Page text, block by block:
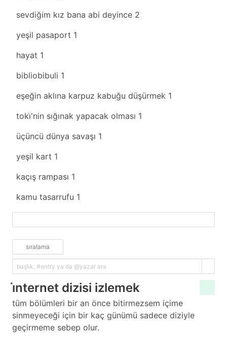
sevdiğim kız bana abi deyince 2
yeşil pasaport 1
hayat 1
bibliobibuli 1
eşeğin aklına karpuz kabuğu düşürmek 1
toki̇'nin sığınak yapacak olması 1
üçüncü dünya savaşı 1
yeşil kart 1
kaçış rampası 1
kamu tasarrufu 1
sıralama
i̇nternet dizisi izlemek
tüm bölümleri bir an önce bitirmezsem içime
sinmeyeceği için bir kaç günümü sadece diziyle
geçirmeme sebep olur.